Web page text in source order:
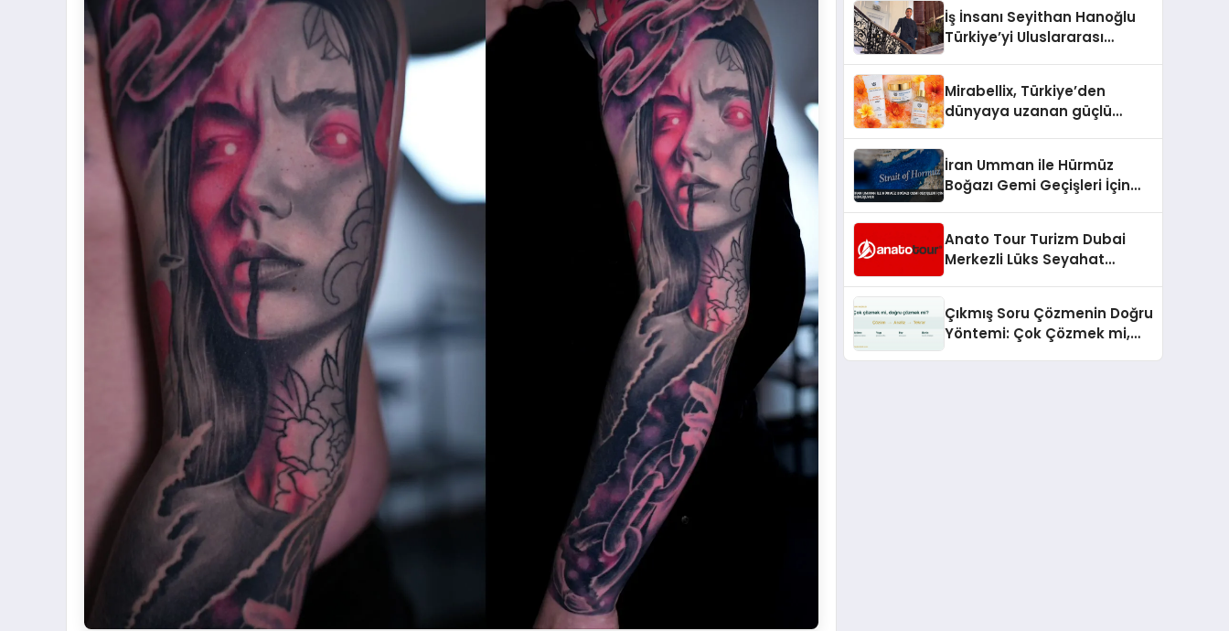
İş İnsanı Seyithan Hanoğlu
Türkiye’yi Uluslararası
Mirabellix, Türkiye’den
dünyaya uzanan güçlü
İran Umman ile Hürmüz
Boğazı Gemi Geçişleri İçin
Anato Tour Turizm Dubai
Merkezli Lüks Seyahat
Çıkmış Soru Çözmenin Doğru
Yöntemi: Çok Çözmek mi,